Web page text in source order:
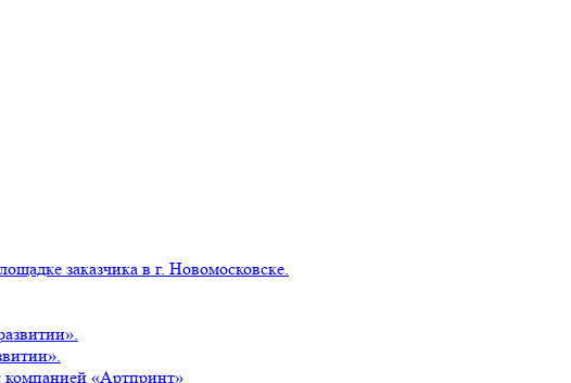
заказчика в г. Новомосковске.